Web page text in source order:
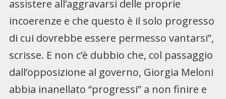
assistere all’aggravarsi delle proprie
incoerenze e che questo è il solo progresso
di cui dovrebbe essere permesso vantarsi”,
scrisse. E non c’è dubbio che, col passaggio
dall’opposizione al governo, Giorgia Meloni
abbia inanellato “progressi” a non finire e